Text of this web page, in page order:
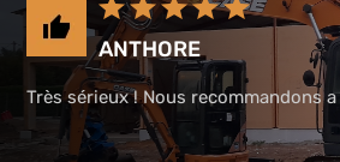
ANTHORE
Très sérieux ! Nous recommandons a